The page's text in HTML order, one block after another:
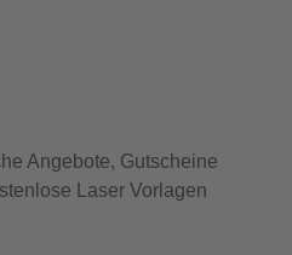
Angebote, Gutscheine
Laser Vorlagen